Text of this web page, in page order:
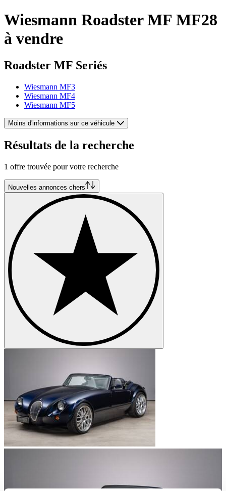
Wiesmann Roadster MF MF28
à vendre
Roadster MF Seriés
Wiesmann MF3
Wiesmann MF4
Wiesmann MF5
Moins d'informations sur ce véhicule
Résultats de la recherche
1 offre trouvée pour votre recherche
Nouvelles annonces chers